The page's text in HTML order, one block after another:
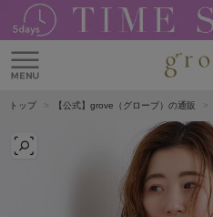
トップ 【公式】grove（グローブ）の通販